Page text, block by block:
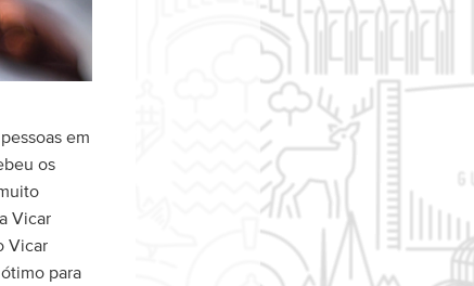
em
os
Vicar
Vicar
para